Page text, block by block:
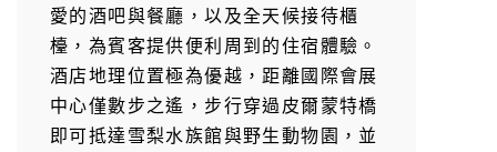
愛的酒吧與餐廳，以及全天候接待櫃
檯，為賓客提供便利周到的住宿體驗。
酒店地理位置極為優越，距離國際會展
中心僅數步之遙，步行穿過皮爾蒙特橋
即可抵達雪梨水族館與野生動物園，並